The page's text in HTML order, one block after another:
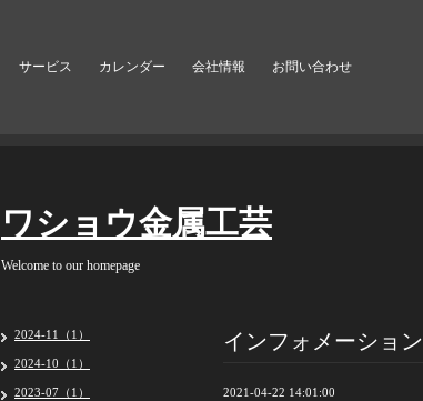
サービス カレンダー 会社情報 お問い合わせ
ワショウ金属工芸
Welcome to our homepage
インフォメーション
2021-04-22 14:01:00
2024-11（1）
2024-10（1）
2023-07（1）